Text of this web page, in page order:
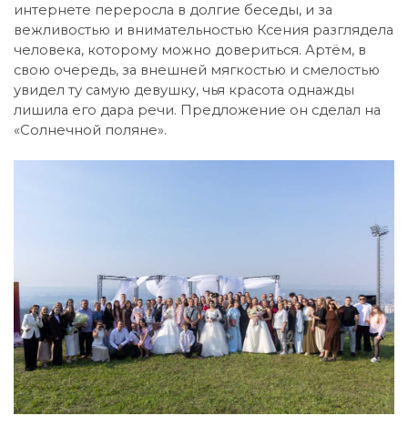
интернете переросла в долгие беседы, и за
вежливостью и внимательностью Ксения разглядела
человека, которому можно довериться. Артём, в
свою очередь, за внешней мягкостью и смелостью
увидел ту самую девушку, чья красота однажды
лишила его дара речи. Предложение он сделал на
«Солнечной поляне».